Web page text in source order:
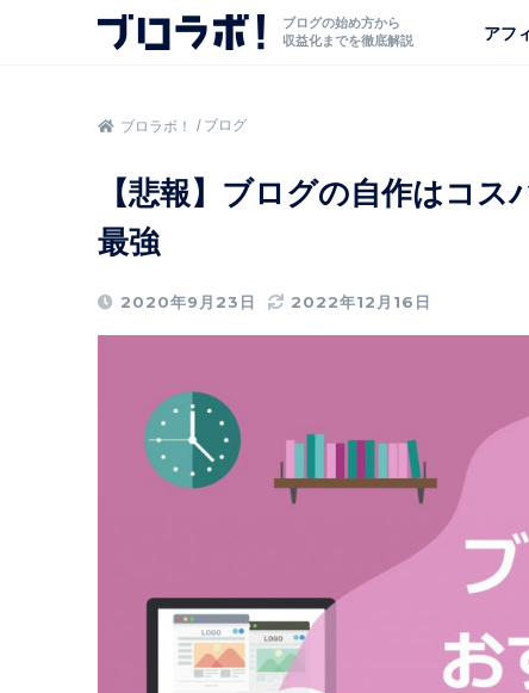
ブログの始め方から
収益化までを徹底解説
アフ
ブロラボ！ ブログ
【悲報】ブログの自作はコ
最強
2020年9月23日 2022年12月16日